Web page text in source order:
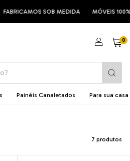
SOB MEDIDA MÓVEIS 100%
0
Painéis Canaletados Para sua casa
7 produtos